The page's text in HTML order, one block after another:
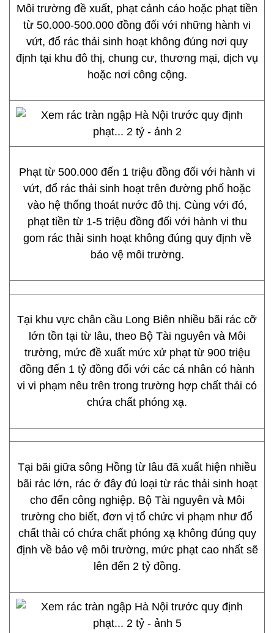
Môi trường đề xuất, phạt cảnh cáo hoặc phạt tiền
từ 50.000-500.000 đồng đối với những hành vi
vứt, đổ rác thải sinh hoạt không đúng nơi quy
định tại khu đô thị, chung cư, thương mại, dịch vụ
hoặc nơi công cộng.
Phạt từ 500.000 đến 1 triệu đồng đối với hành vi
vứt, đổ rác thải sinh hoạt trên đường phố hoặc
vào hệ thống thoát nước đô thị. Cùng với đó,
phạt tiền từ 1-5 triệu đồng đối với hành vi thu
gom rác thải sinh hoạt không đúng quy định về
bảo vệ môi trường.
Tại khu vực chân cầu Long Biên nhiều bãi rác cỡ
lớn tồn tại từ lâu, theo Bộ Tài nguyên và Môi
trường, mức đề xuất mức xử phạt từ 900 triệu
đồng đến 1 tỷ đồng đối với các cá nhân có hành
vi vi phạm nêu trên trong trường hợp chất thải có
chứa chất phóng xạ.
Tại bãi giữa sông Hồng từ lâu đã xuất hiện nhiều
bãi rác lớn, rác ở đây đủ loại từ rác thải sinh hoạt
cho đến công nghiệp. Bộ Tài nguyên và Môi
trường cho biết, đơn vị tổ chức vi phạm như đổ
chất thải có chứa chất phóng xạ không đúng quy
định về bảo vệ môi trường, mức phạt cao nhất sẽ
lên đến 2 tỷ đồng.